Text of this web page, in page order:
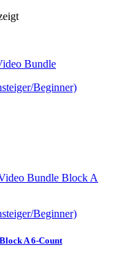
Beginner)
Beginner)
A 6-Count